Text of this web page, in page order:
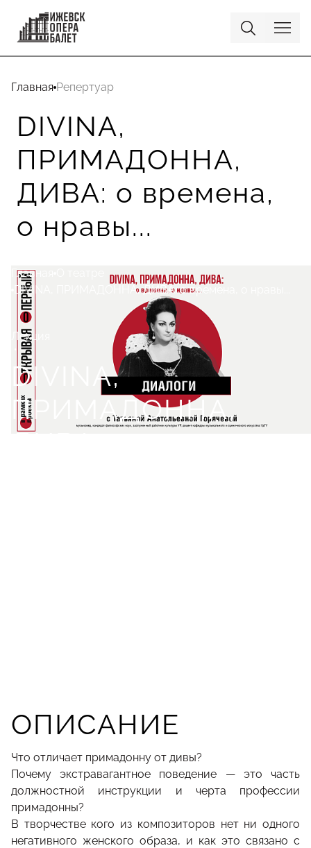
Главная Репертуар
DIVINA,
ПРИМАДОННА,
ДИВА: о времена,
о нравы...
Главная
DIVINA, ПРИМАДОННА, ДИВА: о времена, о нравы...
Лекция
DIVINA,
ПРИМАДОННА,
ДИВА: о времена, о
ОПИСАНИЕ
Что отличает примадонну от дивы?
Почему экстравагантное поведение — это часть
должностной инструкции и черта профессии
примадонны?
В творчестве кого из композиторов нет ни одного
негативного женского образа, и как это связано с